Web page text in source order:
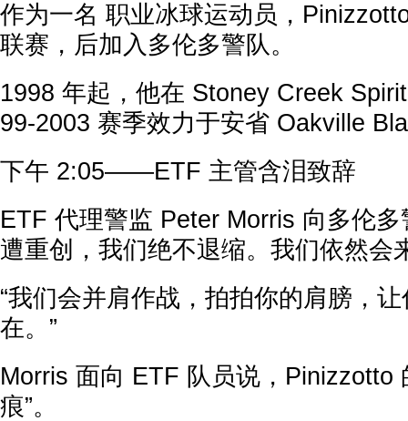
作为一名 职业冰球运动员，
联赛，后加入多伦多警队。
1998 年起，他在 Stoney Creek
99-2003 赛季效力于安省 Oakville
下午 2:05——ETF 主管含泪致辞
ETF 代理警监 Peter Morris 向多伦多
遭重创，我们绝不退缩。我们依然会
“我们会并肩作战，拍拍你的肩膀，
在。”
Morris 面向 ETF 队员说，Pinizzotto
痕”。